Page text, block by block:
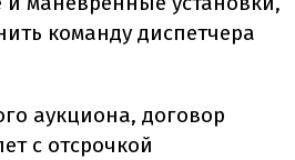
команду диспетчера
аукциона, договор
с отсрочкой